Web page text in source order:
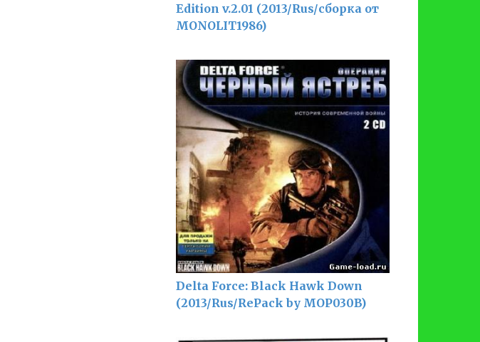
Edition v.2.01 (2013/Rus/сборка от
MONOLIT1986)
Delta Force: Black Hawk Down
(2013/Rus/RePack by MOP030B)